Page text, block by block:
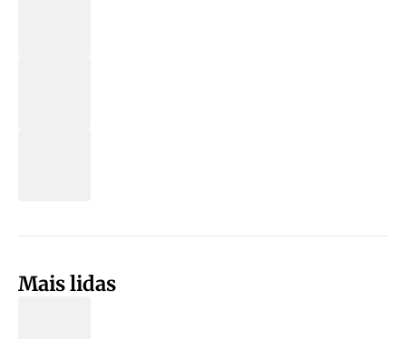
Mais lidas